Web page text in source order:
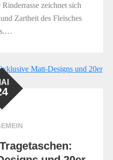
zeichnet sich
Zartheit des Fleisches